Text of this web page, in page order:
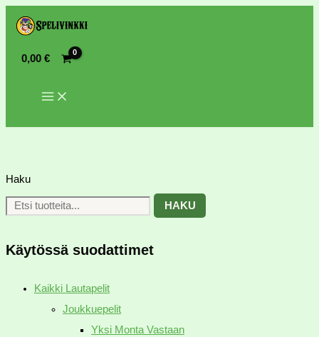
0,00€
Haku
HAKU
Käytössä suodattimet
Kaikki Lautapelit
Joukkuepelit
Yksi Monta Vastaan